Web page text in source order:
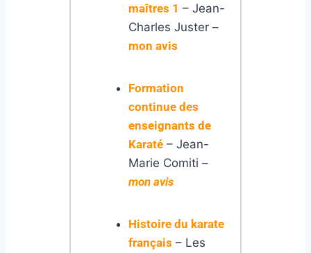
maîtres 1 – Jean-
Charles Juster –
mon avis
Formation
continue des
enseignants de
Karaté– Jean-
Marie Comiti –
mon avis
Histoire du karate
français – Les